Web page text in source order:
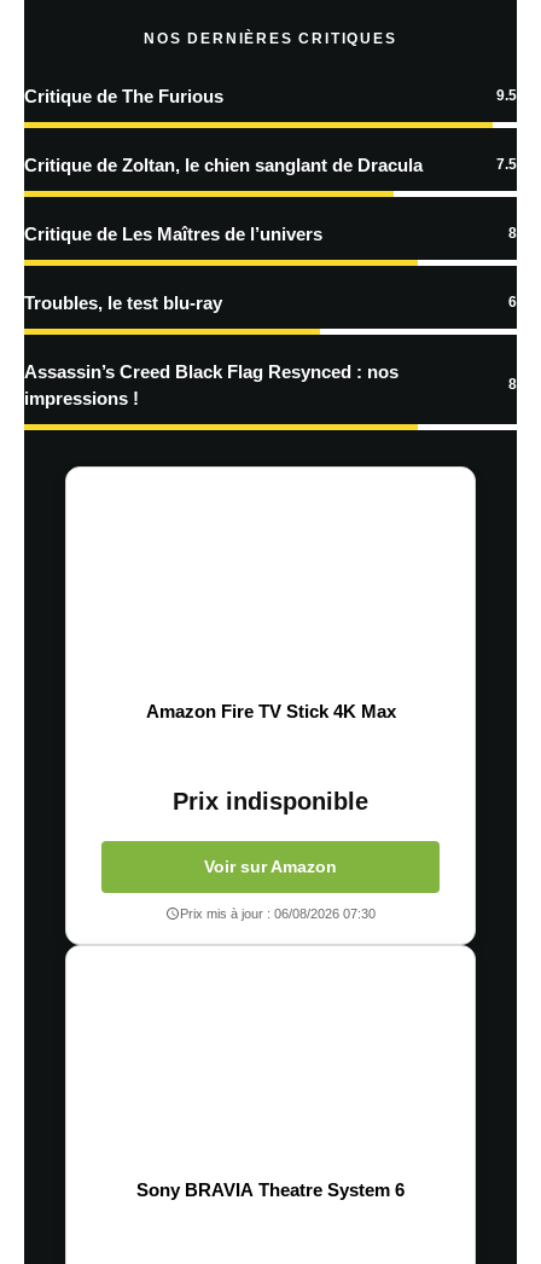
En savoir
traitées
NOS DERNIÈRES CRITIQUES
Critique de The Furious 9.5
Critique de Zoltan, le chien sanglant de Dracula 7.5
Critique de Les Maîtres de l’univers 8
Troubles, le test blu-ray 6
Assassin’s Creed Black Flag Resynced : nos
impressions !
8
Amazon Fire TV Stick 4K Max
Prix indisponible
Voir sur Amazon
Prix mis à jour : 06/08/2026 07:30
Sony BRAVIA Theatre System 6